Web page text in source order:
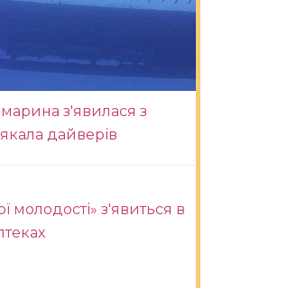
з'явилася з
дайверів
молодості» з'явиться в